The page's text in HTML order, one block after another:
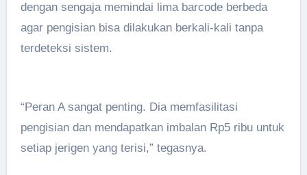
dengan sengaja memindai lima barcode berbeda
agar pengisian bisa dilakukan berkali-kali tanpa
terdeteksi sistem.
“Peran A sangat penting. Dia memfasilitasi
pengisian dan mendapatkan imbalan Rp5 ribu untuk
setiap jerigen yang terisi,” tegasnya.